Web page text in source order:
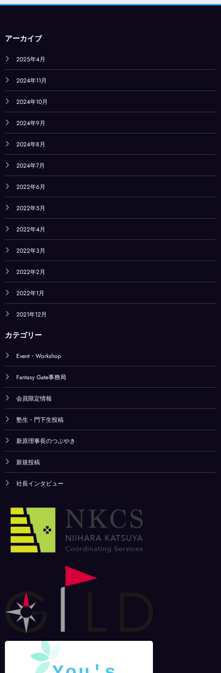
ジ
送
り
アーカイブ
2025年4月
2024年11月
2024年10月
2024年9月
2024年8月
2024年7月
2022年6月
2022年5月
2022年4月
2022年3月
2022年2月
2022年1月
2021年12月
カテゴリー
Event・Workshop
Fantasy Gate事務局
会員限定情報
塾生・門下生投稿
新原理事長のつぶやき
新規投稿
社長インタビュー